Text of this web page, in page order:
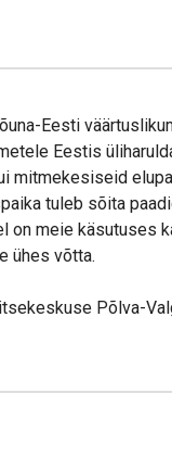
Eesti
Eestis
mitmekesiseid
tuleb sõita
on meie käsutuses
ühes võtta.
Põlva-